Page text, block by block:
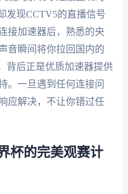
发现CCTV5的直播信号
接加速器后，熟悉的央
音瞬间将你拉回国内的
背后正是优质加速器提供
。一旦遇到任何连接问
应解决，不让你错过任
杯的完美观赛计